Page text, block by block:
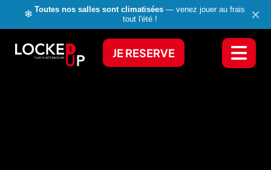
JE RESERVE
❄ Toutes nos salles sont climatisées — venez jouer au frais
tout l'été !
×